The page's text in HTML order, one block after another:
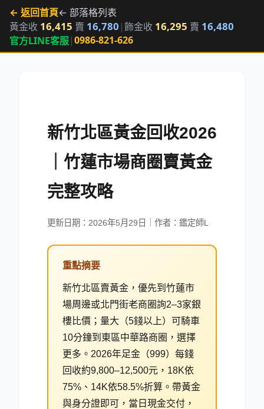
← 返回首頁← 部落格列表
黃金收 16,415 賣 16,780 |飾金收 16,295 賣 16,480
官方LINE客服|0986-821-626
新竹北區黃金回收2026
｜竹蓮市場商圈賣黃金
完整攻略
更新日期： 2026年5月29日 ｜作者：鑑定師L
重點摘要
新竹北區賣黃金，優先到竹蓮市
場周邊或北門街老商圈詢2–3家銀
樓比價；量大（5錢以上）可騎車
10分鐘到東區中華路商圈，選擇
更多。2026年足金（999）每錢
回收約9,800–12,500元，18K依
75%、14K依58.5%折算。帶黃金
與身分證即可，當日現金交付，